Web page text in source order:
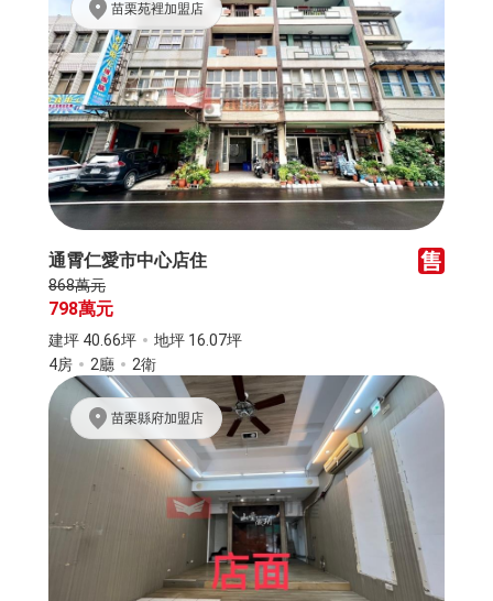
苗栗苑裡加盟店
通霄仁愛市中心店住
868萬元
798萬元
建坪 40.66坪
地坪 16.07坪
4房
2廳 2衛
苗栗縣府加盟店